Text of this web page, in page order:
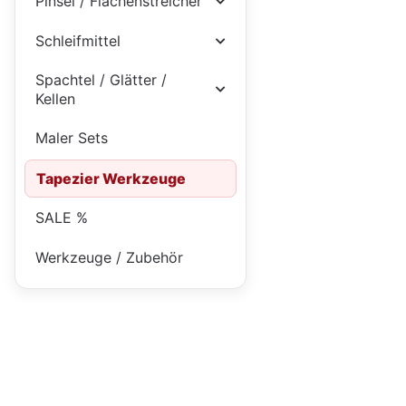
Schleifmittel
Spachtel / Glätter /
Kellen
Maler Sets
Tapezier Werkzeuge
SALE %
Werkzeuge / Zubehör